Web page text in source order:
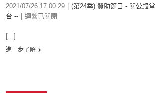
2021/07/26 17:00:29 (第24季) 贊助節目 - 關公殿堂
台 --
迴響已關閉
[...]
進一步了解